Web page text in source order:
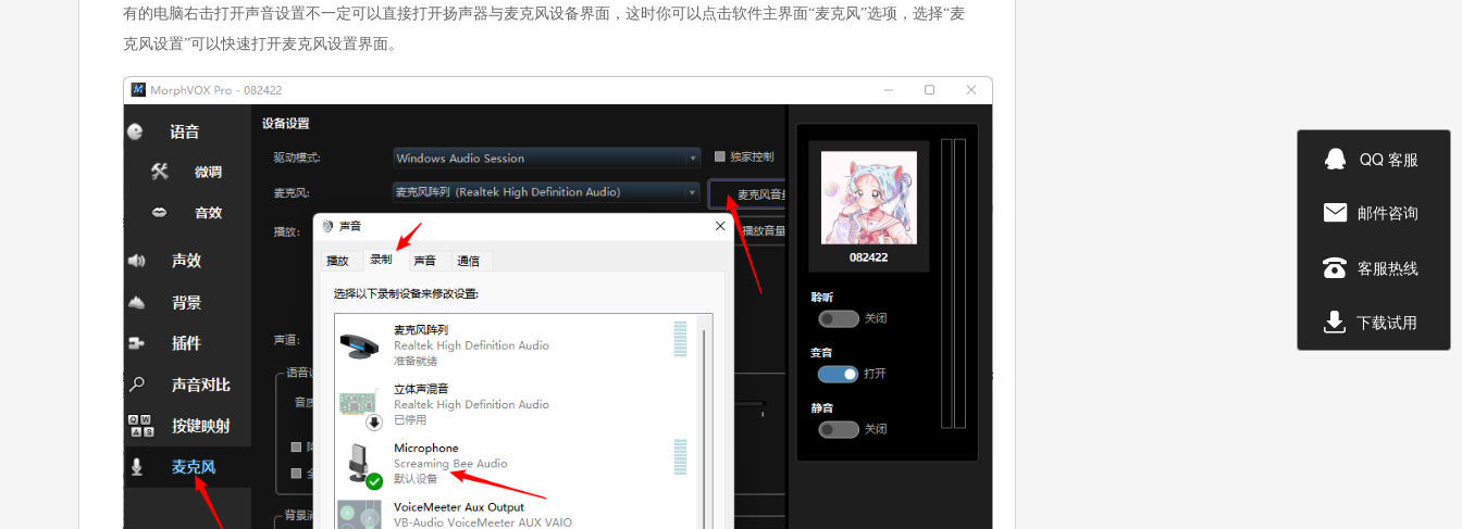
有的电脑右击打开声音设置不一定可以直接打开扬声器与麦克风设备界面，这时你可以点击软件主界面“麦克风”选项，选择“麦
克风设置”可以快速打开麦克风设置界面。
 QQ 客服
 邮件咨询
 客服热线
 下载试用